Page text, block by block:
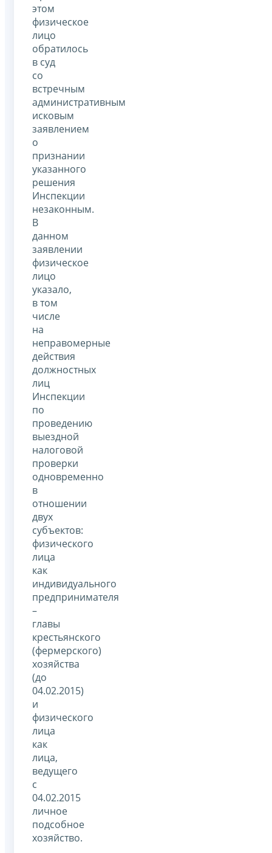
этом
физическое
лицо
обратилось
в суд
со
встречным
административным
исковым
заявлением
о
признании
указанного
решения
Инспекции
незаконным.
В
данном
заявлении
физическое
лицо
указало,
в том
числе
на
неправомерные
действия
должностных
лиц
Инспекции
по
проведению
выездной
налоговой
проверки
одновременно
в
отношении
двух
субъектов:
физического
лица
как
индивидуального
предпринимателя
–
главы
крестьянского
(фермерского)
хозяйства
(до
04.02.2015)
и
физического
лица
как
лица,
ведущего
с
04.02.2015
личное
подсобное
хозяйство.